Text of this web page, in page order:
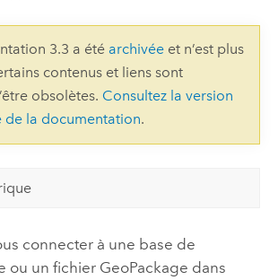
3.3 a été archivéeet n’est plus
contenus et liens sont
obsolètes. Consultez la version
de la documentation.
connecter à une base de
ou un fichier GeoPackage dans